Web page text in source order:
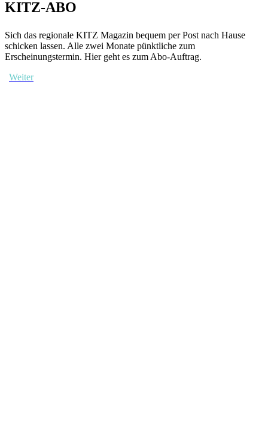
KITZ-ABO
Sich das regionale KITZ Magazin bequem per Post nach Hause
schicken lassen. Alle zwei Monate pünktliche zum
Erscheinungstermin. Hier geht es zum Abo-Auftrag.
Weiter